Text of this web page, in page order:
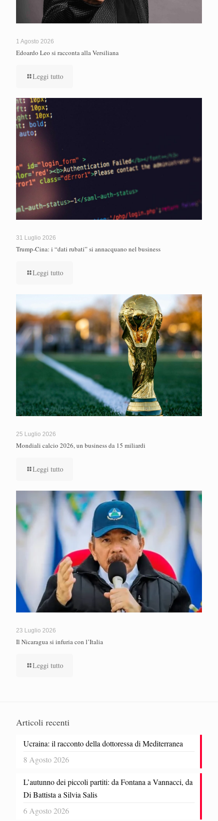
1 Agosto 2026
Edoardo Leo si racconta alla Versiliana
Leggi tutto
31 Luglio 2026
Trump-Cina: i “dati rubati” si annacquano nel business
Leggi tutto
25 Luglio 2026
Mondiali calcio 2026, un business da 15 miliardi
Leggi tutto
23 Luglio 2026
Il Nicaragua si infuria con l’Italia
Leggi tutto
Articoli recenti
Ucraina: il racconto della dottoressa di Mediterranea
8 Agosto 2026
L’autunno dei piccoli partiti: da Fontana a Vannacci, da
Di Battista a Silvia Salis
6 Agosto 2026